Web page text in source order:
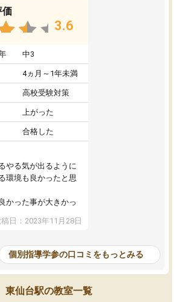
価
3.6
中3
4ヵ月～1年未満
高校受験対策
上がった
合格した
やる気が出るように
環境も良かったと思
かった事が大きかっ
日：2023年11月28日
個別指導学参の口コミをもっとみる
東仙台駅の教室一覧